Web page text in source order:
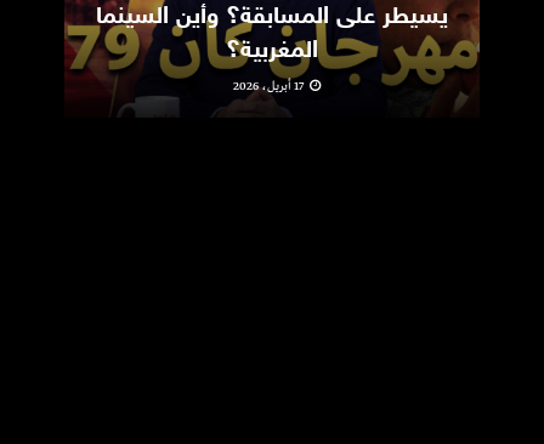
يسيطر على المسابقة؟ وأين السينما
المغربية؟
17 أبريل، 2026